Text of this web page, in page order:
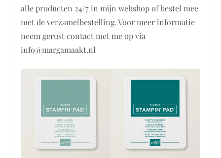
alle producten 24/7 in mijn webshop of bestel mee
met de verzamelbestelling. Voor meer informatie
neem gerust contact met me op via
info@margamaakt.nl